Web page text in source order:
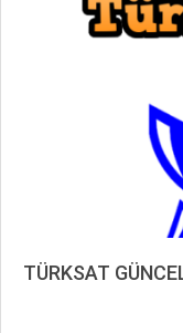
TÜRKSAT